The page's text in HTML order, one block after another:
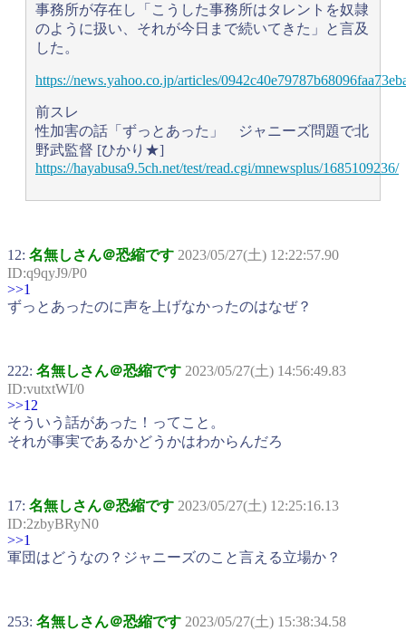
事務所が存在し「こうした事務所はタレントを奴隷
のように扱い、それが今日まで続いてきた」と言及
した。
https://news.yahoo.co.jp/articles/
前スレ
性加害の話「ずっとあった」 ジャニーズ問題で北
野武監督 [ひかり★]
https://hayabusa9.5ch.net/test/read.cgi/mnewsplus/1685109236/
12: 名無しさん＠恐縮です 2023/05/27(土) 12:22:57.90
ID:q9qyJ9/P0
>>1
ずっとあったのに声を上げなかったのはなぜ？
222: 名無しさん＠恐縮です 2023/05/27(土) 14:56:49.83
ID:vutxtWI/0
>>12
そういう話があった！ってこと。
それが事実であるかどうかはわからんだろ
17: 名無しさん＠恐縮です 2023/05/27(土) 12:25:16.13
ID:2zbyBRyN0
>>1
軍団はどうなの？ジャニーズのこと言える立場か？
253: 名無しさん＠恐縮です 2023/05/27(土) 15:38:34.58